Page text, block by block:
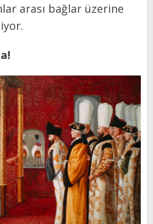
arası bağlar üzerine